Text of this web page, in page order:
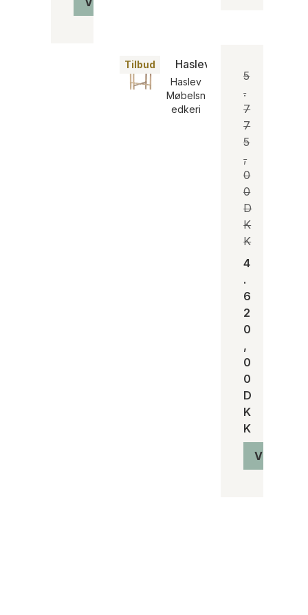
Tilbud Haslev Opus Lampebord
Haslev
Møbelsn
edkeri
5
.
7
7
5
,
0
0
D
K
K
4
.
6
2
0
,
0
0
D
K
K
Vis